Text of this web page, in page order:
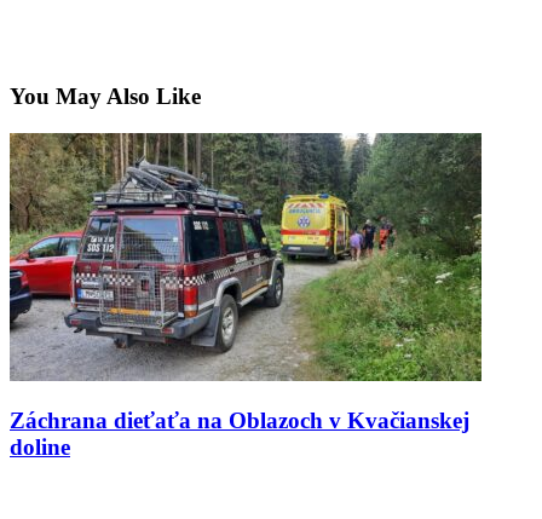
You May Also Like
Záchrana dieťaťa na Oblazoch v Kvačianskej
doline